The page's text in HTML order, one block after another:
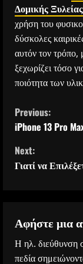
Δομικής Ξυλείας
χρήση του
δύσκολες
αυτόν τον τρόπο,
ξεχωρίζει τόσο
ποιότητα των
C
o
n
i
n
Previous:
iPhone 13 Pro
Next:
Γιατί να
Αφήστε μια
Η ηλ. διεύθυνση
πεδία